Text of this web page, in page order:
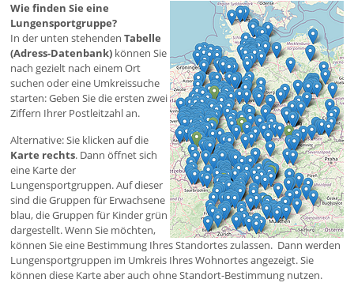
Wie finden Sie eine
Lungensportgruppe?
In der unten stehenden Tabelle
(Adress-Datenbank) können Sie
nach gezielt nach einem Ort
suchen oder eine Umkreissuche
starten: Geben Sie die ersten zwei
Ziffern Ihrer Postleitzahl an.
Alternative: Sie klicken auf die
Karte rechts. Dann öffnet sich
eine Karte der
Lungensportgruppen. Auf dieser
sind die Gruppen für Erwachsene
blau, die Gruppen für Kinder grün
dargestellt. Wenn Sie möchten,
können Sie eine Bestimmung Ihres Standortes zulassen. Dann werden
Lungensportgruppen im Umkreis Ihres Wohnortes angezeigt. Sie
können diese Karte aber auch ohne Standort-Bestimmung nutzen.